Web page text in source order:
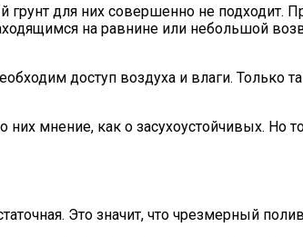
для них совершенно не подходит.
на равнине или небольшой
доступ воздуха и влаги. Только
мнение, как о засухоустойчивых.
Это значит, что чрезмерный